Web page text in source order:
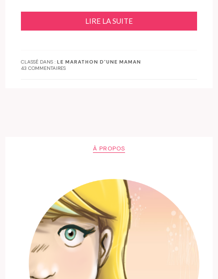
LIRE LA SUITE
CLASSÉ DANS :LE MARATHON D'UNE MAMAN
43 COMMENTAIRES
À PROPOS